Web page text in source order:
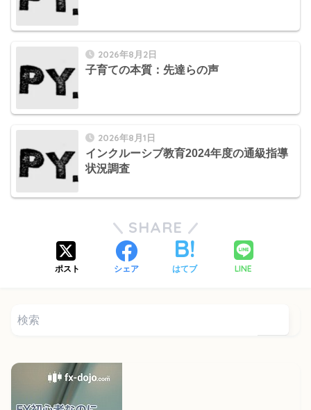
2026年8月2日
子育ての本質：先達らの声
2026年8月1日
インクルーシブ教育2024年度の通級指導
状況調査
SHARE
ポスト シェア はてブ LINE